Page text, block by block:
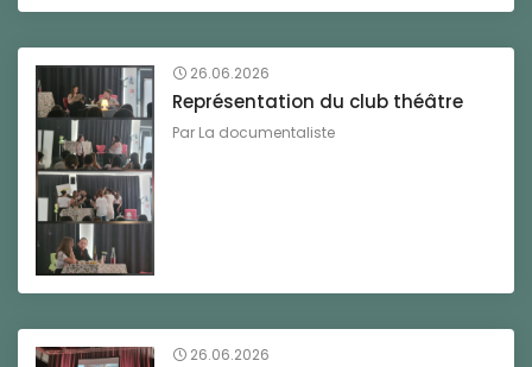
26.06.2026
Représentation du club théâtre
Par La documentaliste
26.06.2026